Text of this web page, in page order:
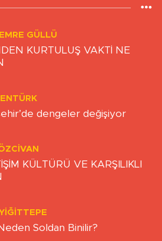
GÜLLÜ
KURTULUŞ VAKTİ NE
dengeler değişiyor
KÜLTÜRÜ VE KARŞILIKLI
Soldan Binilir?